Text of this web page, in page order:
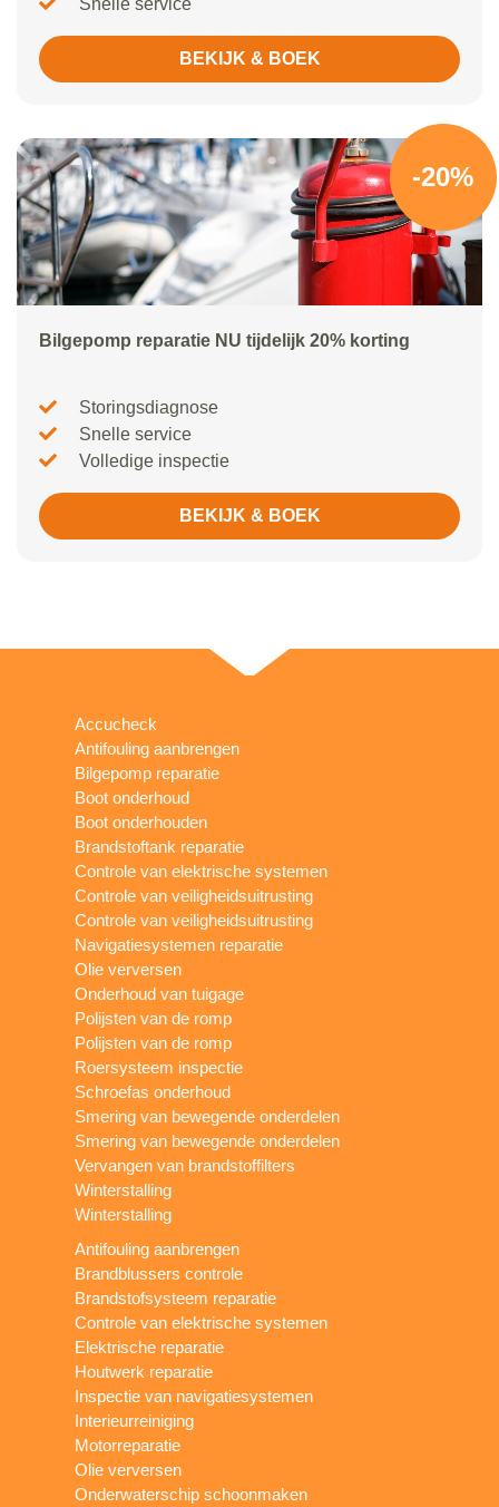
Snelle service
BEKIJK & BOEK
-20%
Bilgepomp reparatie NU tijdelijk 20% korting
Storingsdiagnose
Snelle service
Volledige inspectie
BEKIJK & BOEK
Accucheck
Antifouling aanbrengen
Bilgepomp reparatie
Boot onderhoud
Boot onderhouden
Brandstoftank reparatie
Controle van elektrische systemen
Controle van veiligheidsuitrusting
Controle van veiligheidsuitrusting
Navigatiesystemen reparatie
Olie verversen
Onderhoud van tuigage
Polijsten van de romp
Polijsten van de romp
Roersysteem inspectie
Schroefas onderhoud
Smering van bewegende onderdelen
Smering van bewegende onderdelen
Vervangen van brandstoffilters
Winterstalling
Winterstalling
Antifouling aanbrengen
Brandblussers controle
Brandstofsysteem reparatie
Controle van elektrische systemen
Elektrische reparatie
Houtwerk reparatie
Inspectie van navigatiesystemen
Interieurreiniging
Motorreparatie
Olie verversen
Onderwaterschip schoonmaken